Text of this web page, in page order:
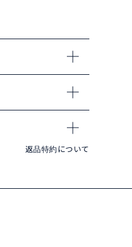
返品特約について